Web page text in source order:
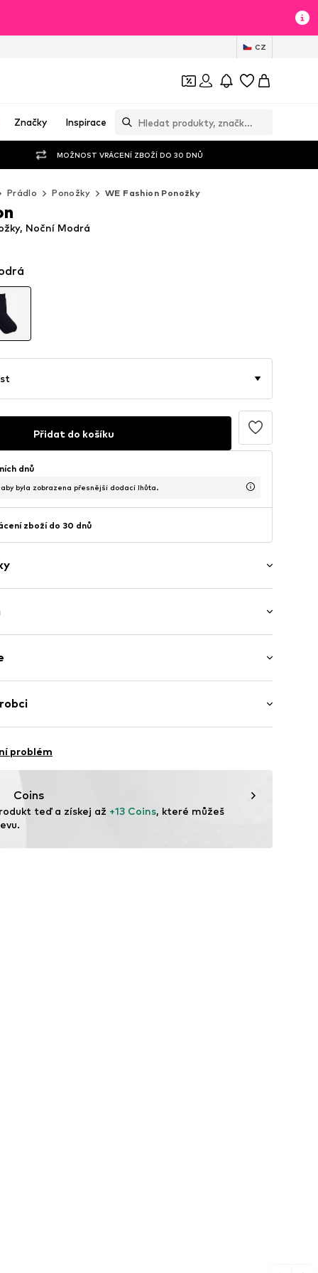
CZ
Značky Inspirace
MOŽNOST VRÁCENÍ ZBOŽÍ DO 30 DNŮ
Prádlo Ponožky WE Fashion Ponožky
Noční Modrá
Přidat do košíku
dnů
byla zobrazena přesnější dodací lhůta.
zboží do 30 dnů
20% Polyester - PES, 5% Elastan
problém
Coins
teď a získej až +13 Coins, které můžeš